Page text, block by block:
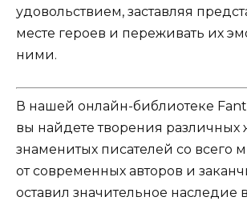
удовольствием, заставляя
месте героев и переживать их
ними.
В нашей онлайн-библиотеке
вы найдете творения различных
знаменитых писателей со всего
от современных авторов и
оставил значительное наследие